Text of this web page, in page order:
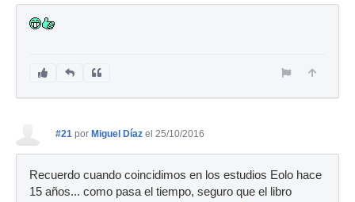
#21 por Miguel Díaz el 25/10/2016
Recuerdo cuando coincidimos en los estudios Eolo hace
15 años... como pasa el tiempo, seguro que el libro